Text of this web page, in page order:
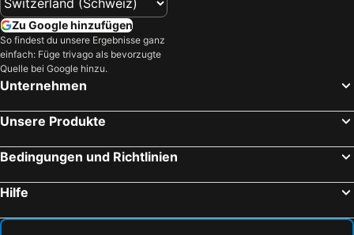
Zu Google hinzufügen
So findest du unsere Ergebnisse ganz
einfach: Füge trivago als bevorzugte
Quelle bei Google hinzu.
Unternehmen
Unsere Produkte
Bedingungen und Richtlinien
Hilfe